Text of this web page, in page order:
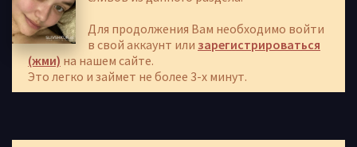
Для продолжения Вам необходимо войти
в свой аккаунт или зарегистрироваться
(жми) на нашем сайте.
Это легко и займет не более 3-х минут.